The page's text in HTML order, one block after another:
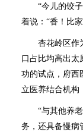
“今儿的饺子
着说：“香！比
杏花岭区作为
口占比均高出太
功的试点，府西
立医养结合机构
“与其他养老
务，还具备慢病